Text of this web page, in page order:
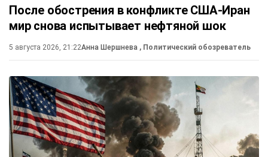
После обострения в конфликте США-Иран
мир снова испытывает нефтяной шок
5 августа 2026, 21:22Анна Шершнева , Политический обозреватель